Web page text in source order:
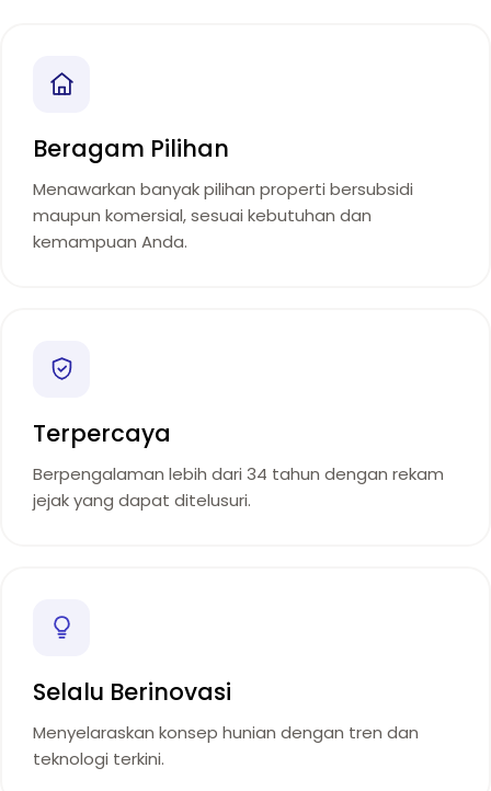
Beragam Pilihan
Menawarkan banyak pilihan properti bersubsidi
maupun komersial, sesuai kebutuhan dan
kemampuan Anda.
Terpercaya
Berpengalaman lebih dari 34 tahun dengan rekam
jejak yang dapat ditelusuri.
Selalu Berinovasi
Menyelaraskan konsep hunian dengan tren dan
teknologi terkini.